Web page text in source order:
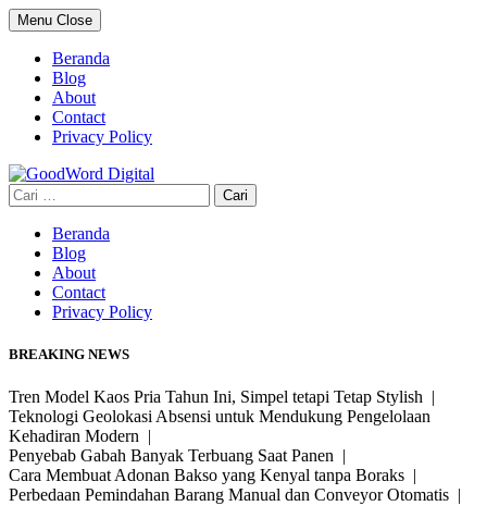
Skip
to
content
Menu Close
Beranda
Blog
About
Contact
Privacy Policy
Cari
untuk:
Beranda
Blog
About
Contact
Privacy Policy
BREAKING NEWS
Tren Model Kaos Pria Tahun Ini, Simpel tetapi Tetap Stylish |
Teknologi Geolokasi Absensi untuk Mendukung Pengelolaan
Kehadiran Modern |
Penyebab Gabah Banyak Terbuang Saat Panen |
Cara Membuat Adonan Bakso yang Kenyal tanpa Boraks |
Perbedaan Pemindahan Barang Manual dan Conveyor Otomatis |